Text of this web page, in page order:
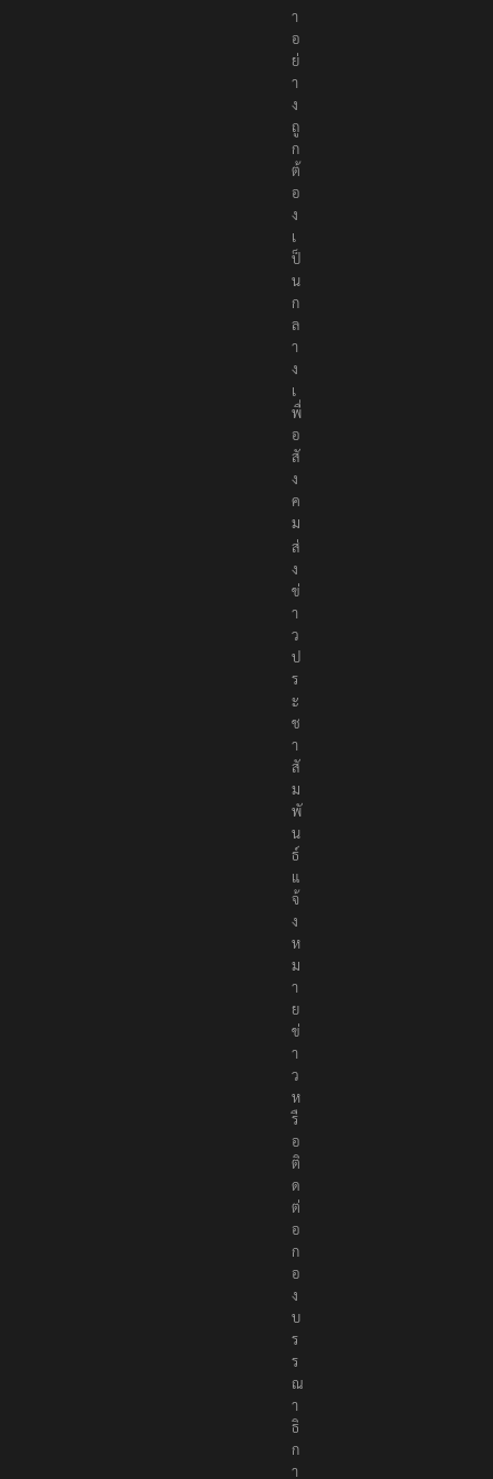
ห
า
อ
ย่
า
ง
ถู
ก
ต้
อ
ง
เ
ป็
น
ก
ล
า
ง
เ
พื่
อ
สั
ง
ค
ม
ส่
ง
ข่
า
ว
ป
ร
ะ
ช
า
สั
ม
พั
น
ธ์
แ
จ้
ง
ห
ม
า
ย
ข่
า
ว
ห
รื
อ
ติ
ด
ต่
อ
ก
อ
ง
บ
ร
ร
ณ
า
ธิ
ก